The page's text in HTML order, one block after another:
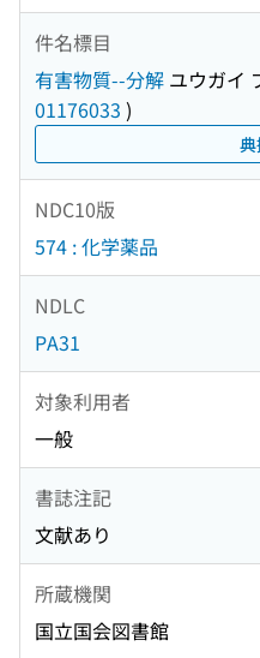
件名標目
有害物質--分解 ユウガイ
01176033 )
NDC10版
574 : 化学薬品
NDLC
PA31
対象利用者
一般
書誌注記
文献あり
所蔵機関
国立国会図書館